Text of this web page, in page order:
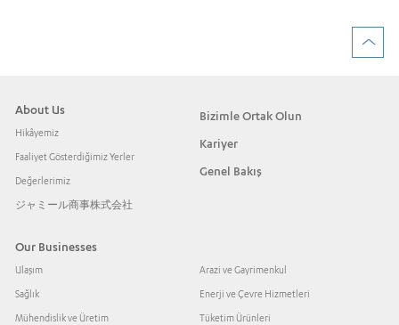
About Us
Hikâyemiz
Faaliyet Gösterdiğimiz Yerler
Değerlerimiz
ジャミール商事株式会社
Bizimle Ortak Olun
Kariyer
Genel Bakış
Our Businesses
Ulaşım
Sağlık
Mühendislik ve Üretim
Arazi ve Gayrimenkul
Enerji ve Çevre Hizmetleri
Tüketim Ürünleri